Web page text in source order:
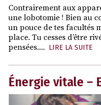
Contrairement aux
une lobotomie ! Bien au
un pouce de tes facultés
place. Tu cesses d’être
pensées.... LIRE LA SUITE
Énergie vitale –